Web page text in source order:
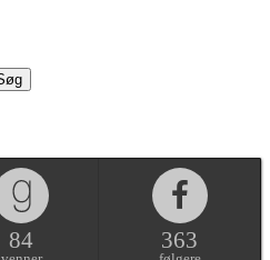
84 363